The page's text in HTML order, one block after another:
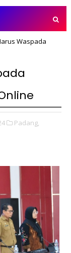
Waspada
Padang,